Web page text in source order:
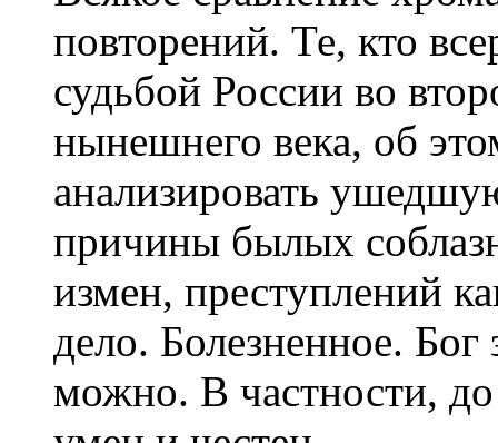
повторений. Те, кто
судьбой России во
нынешнего века, об
анализировать
причины былых
измен, преступлений
дело. Болезненное. Бог
можно. В частности,